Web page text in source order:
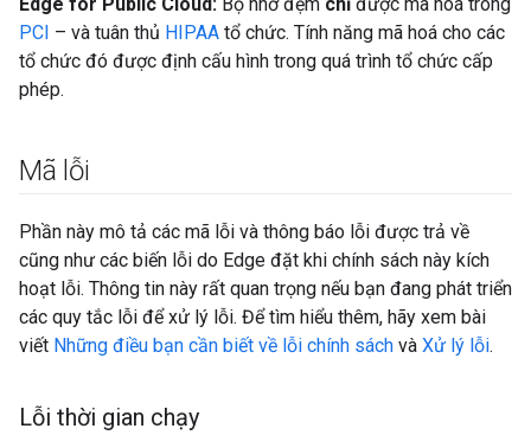
PCI – và tuân thủ HIPAA tổ chức. Tính năng mã hoá cho các
tổ chức đó được định cấu hình trong quá trình tổ chức cấp
phép.
Mã lỗi
Phần này mô tả các mã lỗi và thông báo lỗi được trả về
cũng như các biến lỗi do Edge đặt khi chính sách này kích
hoạt lỗi. Thông tin này rất quan trọng nếu bạn đang phát triển
các quy tắc lỗi để xử lý lỗi. Để tìm hiểu thêm, hãy xem bài
viết Những điều bạn cần biết về lỗi chính sách và Xử lý lỗi.
Lỗi thời gian chạy